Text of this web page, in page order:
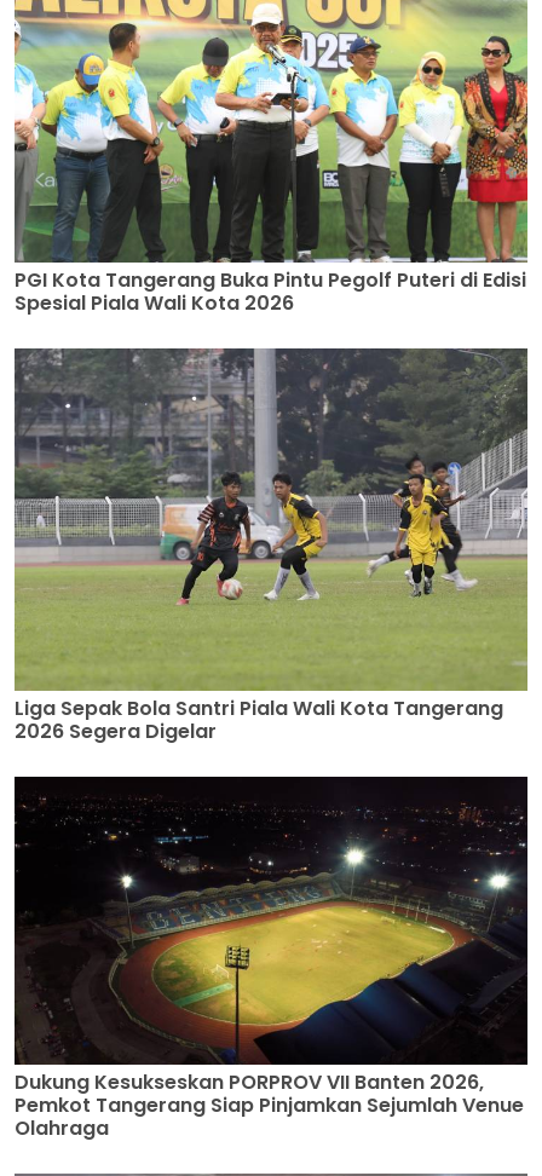
PGI Kota Tangerang Buka Pintu Pegolf Puteri di Edisi
Spesial Piala Wali Kota 2026
Liga Sepak Bola Santri Piala Wali Kota Tangerang
2026 Segera Digelar
Dukung Kesukseskan PORPROV VII Banten 2026,
Pemkot Tangerang Siap Pinjamkan Sejumlah Venue
Olahraga